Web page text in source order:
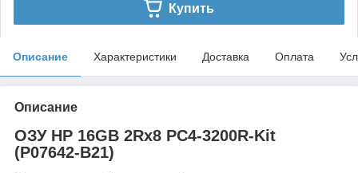
Купить
Описание Характеристики Доставка Оплата
Описание
ОЗУ HP 16GB 2Rx8 PC4-3200R-Kit
(P07642-B21)